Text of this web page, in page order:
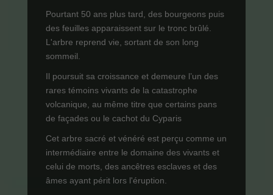
Pourtant 50 ans plus tard, des bourgeons puis
des feuilles apparaissent sur le tronc brûlé.
L'arbre reprend vie, sortant de son long
sommeil.
Il poursuit sa croissance et demeure l’un des
rares témoins vivants de la catastrophe
volcanique, au même titre que certains pans
de façades ou le cachot du Cyparis
Cet arbre sacré et vénéré est perçu comme un
intermédiaire entre le domaine des vivants et
celui de morts, des ancêtres esclaves et des
âmes ayant périt lors l'éruption.